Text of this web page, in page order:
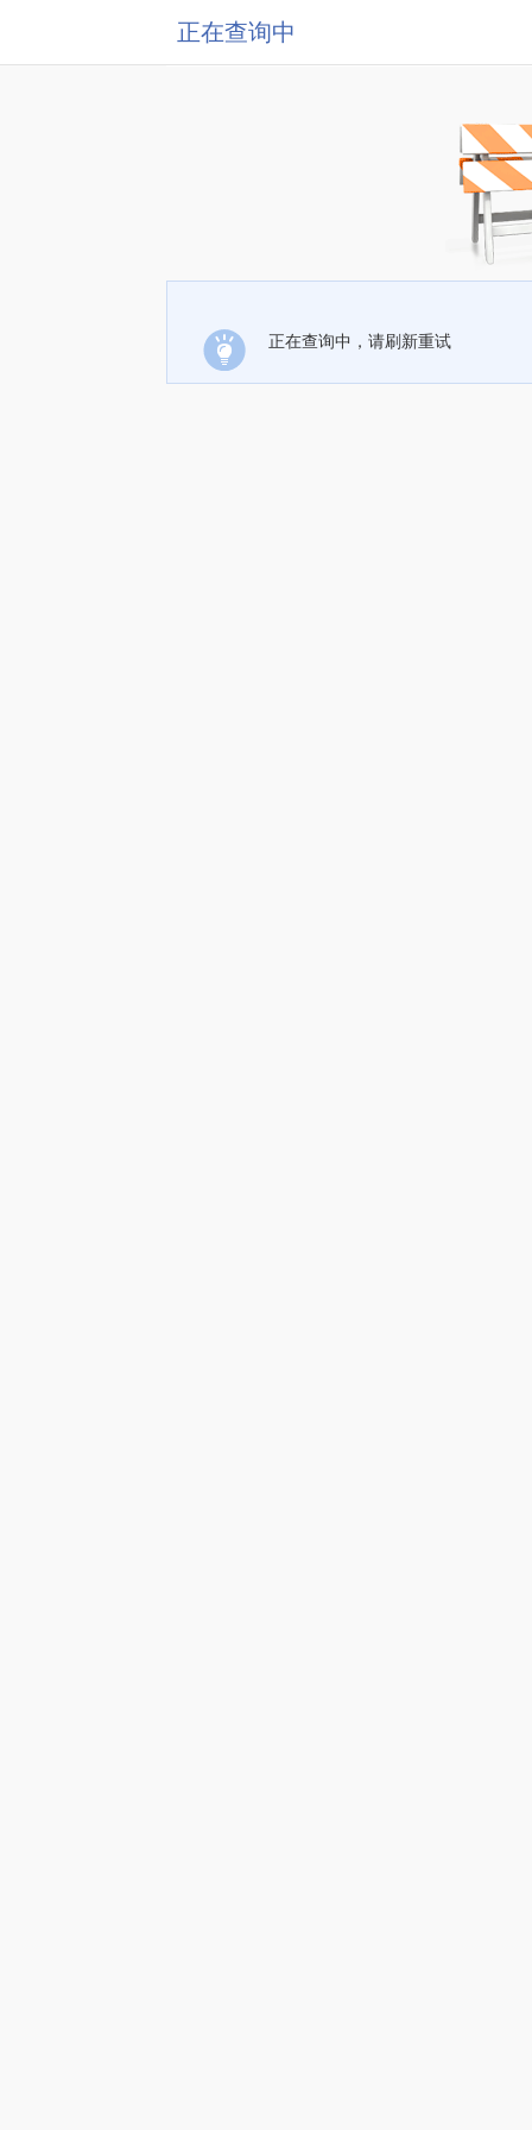
正在查询中
正在查询中，请刷新重试